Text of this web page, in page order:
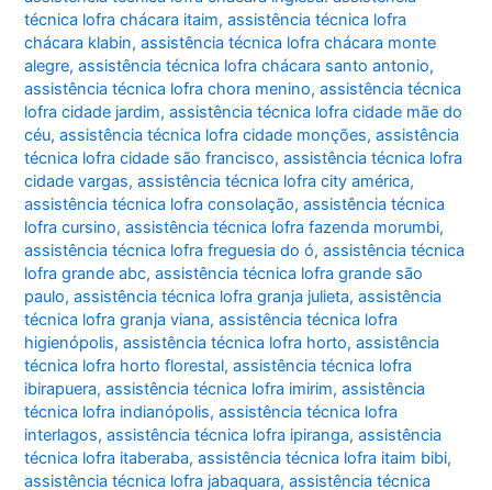
técnica lofra chácara itaim,assistência técnica lofra
chácara klabin,assistência técnica lofra chácara monte
alegre,assistência técnica lofra chácara santo antonio,
assistência técnica lofra chora menino,assistência técnica
lofra cidade jardim,assistência técnica lofra cidade mãe do
céu,assistência técnica lofra cidade monções,assistência
técnica lofra cidade são francisco,assistência técnica lofra
cidade vargas,assistência técnica lofra city américa,
assistência técnica lofra consolação,assistência técnica
lofra cursino,assistência técnica lofra fazenda morumbi,
assistência técnica lofra freguesia do ó,assistência técnica
lofra grande abc,assistência técnica lofra grande são
paulo,assistência técnica lofra granja julieta,assistência
técnica lofra granja viana,assistência técnica lofra
higienópolis,assistência técnica lofra horto,assistência
técnica lofra horto florestal,assistência técnica lofra
ibirapuera,assistência técnica lofra imirim,assistência
técnica lofra indianópolis,assistência técnica lofra
interlagos,assistência técnica lofra ipiranga,assistência
técnica lofra itaberaba,assistência técnica lofra itaim bibi,
assistência técnica lofra jabaquara,assistência técnica